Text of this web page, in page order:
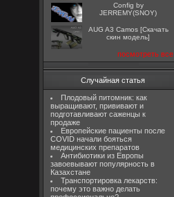
Config by
JERREMY(SNOY)
AUG A3 Camos [Скачать
скин модель]
посмотреть все
Случайная статья
Плодовый питомник: как
выращивают, прививают и
подготавливают саженцы к
продаже
Европейские пациенты после
COVID начали бояться
медицинских препаратов
Антибиотики из Европы
завоевывают популярность в
Казахстане
Транспортировка лекарств:
почему это важно делать